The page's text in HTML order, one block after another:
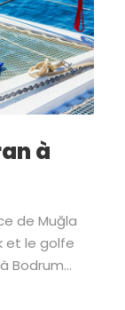
à
de Muğla
et le golfe
Bodrum...